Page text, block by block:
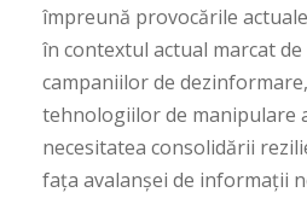
împreună provocările
în contextul actual marcat
campaniilor de
tehnologiilor de manipulare
necesitatea consolidării
fața avalanșei de informații